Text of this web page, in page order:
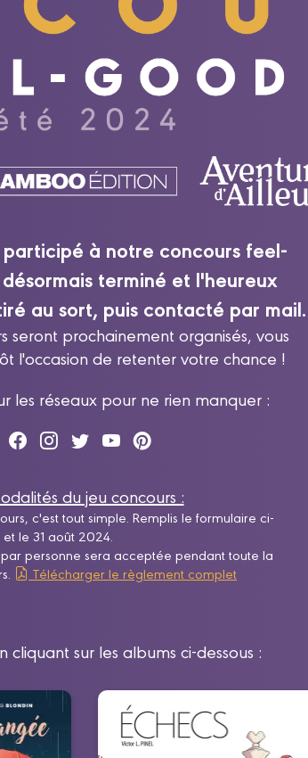
à notre concours feel-
terminé et l'heureux
au sort, puis contacté par mail.
seront prochainement organisés, vous
l'occasion de retenter votre chance !
les réseaux pour ne rien manquer :
du jeu concours :
c'est tout simple. Remplis le formulaire ci-
le 31 août 2024.
personne sera acceptée pendant toute la
Télécharger le règlement complet
cliquant sur les albums ci-dessous :